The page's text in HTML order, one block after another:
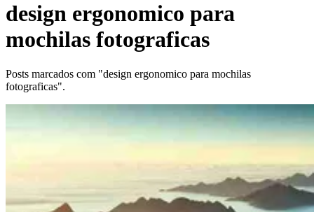
design ergonomico para
mochilas fotograficas
Posts marcados com "design ergonomico para mochilas
fotograficas".